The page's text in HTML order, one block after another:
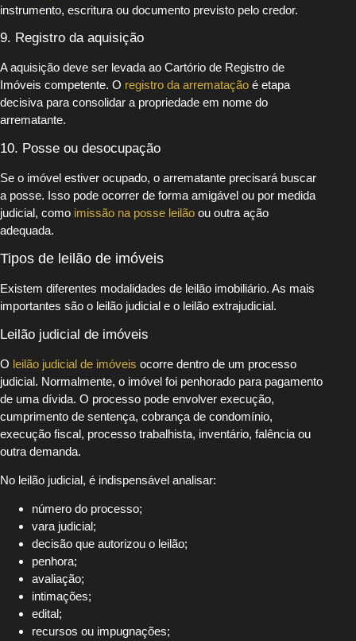
instrumento, escritura ou documento previsto pelo credor.
9. Registro da aquisição
A aquisição deve ser levada ao Cartório de Registro de
Imóveis competente. O registro da arrematação é etapa
decisiva para consolidar a propriedade em nome do
arrematante.
10. Posse ou desocupação
Se o imóvel estiver ocupado, o arrematante precisará buscar
a posse. Isso pode ocorrer de forma amigável ou por medida
judicial, como imissão na posse leilão ou outra ação
adequada.
Tipos de leilão de imóveis
Existem diferentes modalidades de leilão imobiliário. As mais
importantes são o leilão judicial e o leilão extrajudicial.
Leilão judicial de imóveis
O leilão judicial de imóveis ocorre dentro de um processo
judicial. Normalmente, o imóvel foi penhorado para pagamento
de uma dívida. O processo pode envolver execução,
cumprimento de sentença, cobrança de condomínio,
execução fiscal, processo trabalhista, inventário, falência ou
outra demanda.
No leilão judicial, é indispensável analisar:
número do processo;
vara judicial;
decisão que autorizou o leilão;
penhora;
avaliação;
intimações;
edital;
recursos ou impugnações;